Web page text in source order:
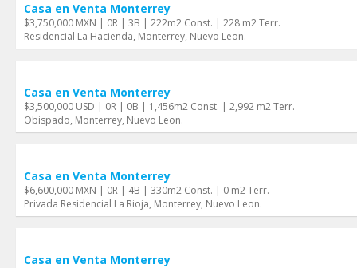
Casa en Venta Monterrey
$3,750,000 MXN | 0R | 3B | 222m2 Const. | 228 m2 Terr.
Residencial La Hacienda, Monterrey, Nuevo Leon.
Casa en Venta Monterrey
$3,500,000 USD | 0R | 0B | 1,456m2 Const. | 2,992 m2 Terr.
Obispado, Monterrey, Nuevo Leon.
Casa en Venta Monterrey
$6,600,000 MXN | 0R | 4B | 330m2 Const. | 0 m2 Terr.
Privada Residencial La Rioja, Monterrey, Nuevo Leon.
Casa en Venta Monterrey